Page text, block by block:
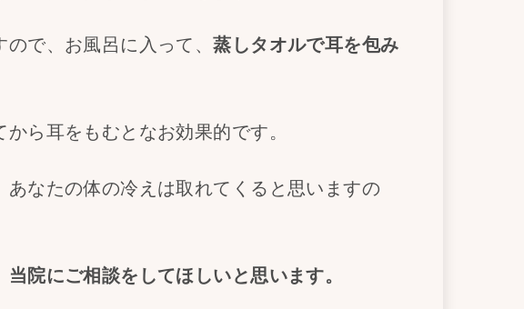
ので、お風呂に入って、蒸しタオルで耳を包み
ら耳をもむとなお効果的です。
あなたの体の冷えは取れてくると思いますの
院にご相談をしてほしいと思います。